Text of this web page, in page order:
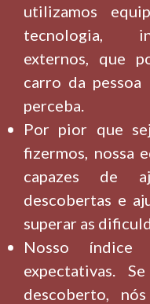
utilizamos
tecnologia,
externos, que
carro da pessoa
perceba.
Por pior que
fizermos, nossa
capazes de
descobertas e
superar as
Nosso
expectativas.
descoberto,